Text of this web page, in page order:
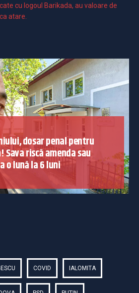
cu logoul Barikada, au valoare de
atare.
dosar penal pentru
riscă amenda sau
o lună la 6 luni
COVID IALOMITA